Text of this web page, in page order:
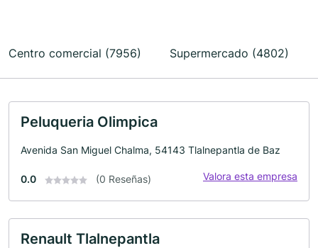
Centro comercial (7956) Supermercado (4802)
Peluqueria Olimpica
Avenida San Miguel Chalma, 54143 Tlalnepantla de Baz
0.0 (0 Reseñas) Valora esta empresa
Renault Tlalnepantla